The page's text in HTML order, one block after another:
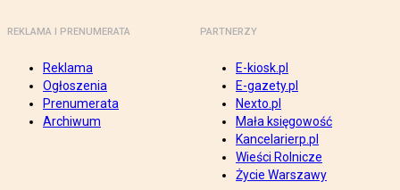
REKLAMA I PRENUMERATA
Reklama
Ogłoszenia
Prenumerata
Archiwum
PARTNERZY
E-kiosk.pl
E-gazety.pl
Nexto.pl
Mała księgowość
Kancelarierp.pl
Wieści Rolnicze
Życie Warszawy